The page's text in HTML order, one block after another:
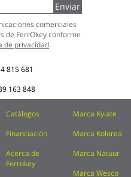
Enviar
comerciales
de FerrOkey conforme
de privacidad
815 681
163 848
Catálogos
Financiación
Acerca de
Ferrokey
Marca Kylate
Marca Kolorea
Marca Natuur
Marca Wesco